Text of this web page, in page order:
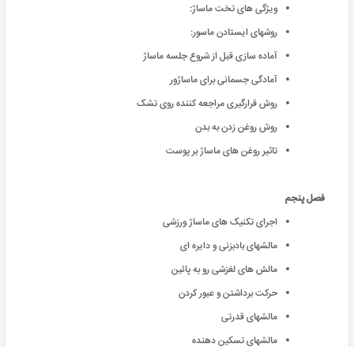
ویژگی های تخت ماساژ:
روشهای ایستادن ماسور:
آماده سازی قبل از شروع جلسه ماساژ
آمادگی جسمانی برای ماساژور
روش قرارگیری مراجعه کننده روی تشک
روش روغن زدن به بدن
تاثیر روغن ‌های ماساژ بر پوست
فصل پنجم
اجرای تکنیک های ماساژ ورزشی
مالشهای بادبزنی و دایره ای
مالش های لغزشی رو به پائین
حرکت برداشتن و عبور کردن
مالشهای قدرتی
مالشهای تسکین دهنده